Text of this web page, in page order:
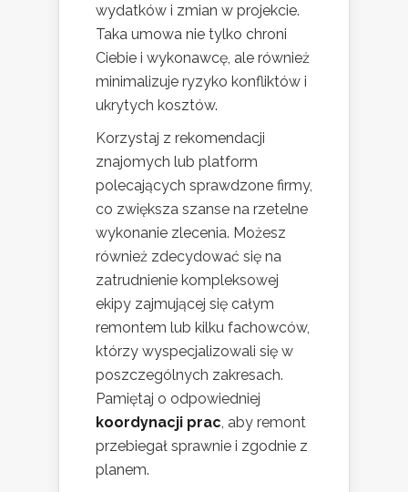
wydatków i zmian w projekcie.
Taka umowa nie tylko chroni
Ciebie i wykonawcę, ale również
minimalizuje ryzyko konfliktów i
ukrytych kosztów.
Korzystaj z rekomendacji
znajomych lub platform
polecających sprawdzone firmy,
co zwiększa szanse na rzetelne
wykonanie zlecenia. Możesz
również zdecydować się na
zatrudnienie kompleksowej
ekipy zajmującej się całym
remontem lub kilku fachowców,
którzy wyspecjalizowali się w
poszczególnych zakresach.
Pamiętaj o odpowiedniej
koordynacji prac, aby remont
przebiegał sprawnie i zgodnie z
planem.